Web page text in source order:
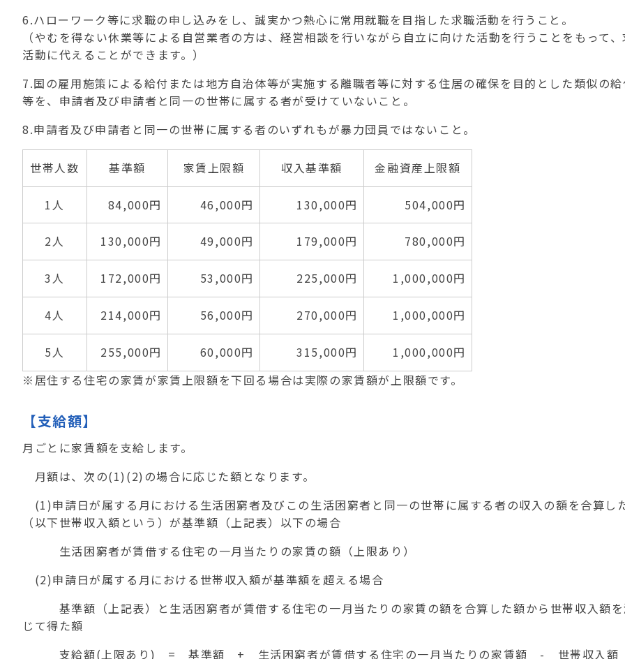
6.ハローワーク等に求職の申し込みをし、誠実かつ熱心に常用就職を目指した求職活動を行うこと。
（やむを得ない休業等による自営業者の方は、経営相談を行いながら自立に向けた活動を行うことをもって
活動に代えることができます。）
7.国の雇用施策による給付または地方自治体等が実施する離職者等に対する住居の確保を目的とした類似の
等を、申請者及び申請者と同一の世帯に属する者が受けていないこと。
8.申請者及び申請者と同一の世帯に属する者のいずれもが暴力団員ではないこと。
世帯人数 基準額 家賃上限額 収入基準額 金融資産上限額
1人 84,000円 46,000円 130,000円 504,000円
2人 130,000円 49,000円 179,000円 780,000円
3人 172,000円 53,000円 225,000円 1,000,000円
4人 214,000円 56,000円 270,000円 1,000,000円
5人 255,000円 60,000円 315,000円
1,000,000円
※居住する住宅の家賃が家賃上限額を下回る場合は実際の家賃額が上限額です。
【支給額】
月ごとに家賃額を支給します。
月額は、次の(1)(2)の場合に応じた額となります。
(1)申請日が属する月における生活困窮者及びこの生活困窮者と同一の世帯に属する者の収入の額を合算し
（以下世帯収入額という）が基準額（上記表）以下の場合
生活困窮者が賃借する住宅の一月当たりの家賃の額（上限あり）
(2)申請日が属する月における世帯収入額が基準額を超える場合
基準額（上記表）と生活困窮者が賃借する住宅の一月当たりの家賃の額を合算した額から世帯収入額
じて得た額
支給額(上限あり) = 基準額 + 生活困窮者が賃借する住宅の一月当たりの家賃額 - 世帯収入額